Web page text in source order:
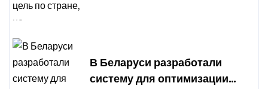
В Беларуси разработали
систему для оптимизации